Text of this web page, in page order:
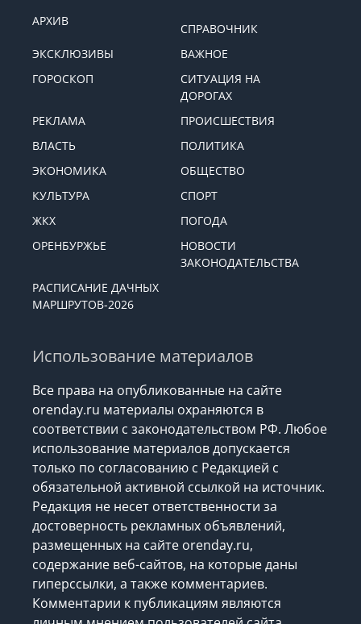
АРХИВ
СПРАВОЧНИК
ЭКСКЛЮЗИВЫ
ВАЖНОЕ
ГОРОСКОП
СИТУАЦИЯ НА
ДОРОГАХ
РЕКЛАМА
ПРОИСШЕСТВИЯ
ВЛАСТЬ
ПОЛИТИКА
ЭКОНОМИКА
ОБЩЕСТВО
КУЛЬТУРА
СПОРТ
ЖКХ
ПОГОДА
ОРЕНБУРЖЬЕ
НОВОСТИ
ЗАКОНОДАТЕЛЬСТВА
РАСПИСАНИЕ ДАЧНЫХ
МАРШРУТОВ-2026
Использование материалов
Все права на опубликованные на сайте
orenday.ru материалы охраняются в
соответствии с законодательством РФ. Любое
использование материалов допускается
только по согласованию с Редакцией с
обязательной активной ссылкой на источник.
Редакция не несет ответственности за
достоверность рекламных объявлений,
размещенных на сайте orenday.ru,
содержание веб-сайтов, на которые даны
гиперссылки, а также комментариев.
Комментарии к публикациям являются